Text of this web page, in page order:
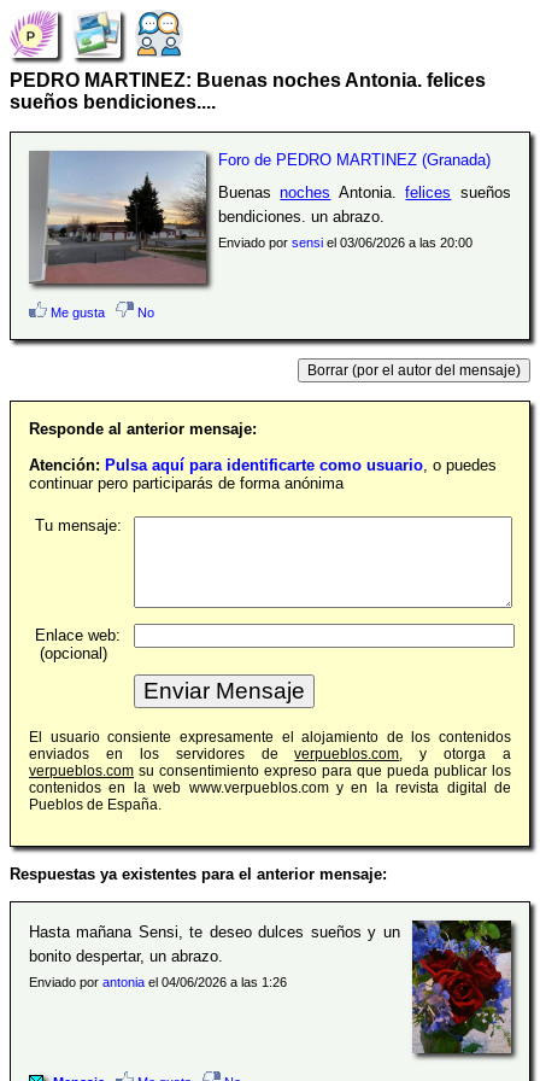
PEDRO MARTINEZ: Buenas noches Antonia. felices
sueños bendiciones....
Foro de PEDRO MARTINEZ (Granada)
Buenasnoches Antonia.felices sueños
bendiciones. un abrazo.
Enviado por sensiel 03/06/2026 a las 20:00
Me gusta No
Responde al anterior mensaje:
Atención: Pulsa aquí para identificarte como usuario, o puedes
continuar pero participarás de forma anónima
Tu mensaje:
Enlace web:
(opcional)
El usuario consiente expresamente el alojamiento de los contenidos
enviados en los servidores deverpueblos.com, y otorga a
verpueblos.com su consentimiento expreso para que pueda publicar los
contenidos en la web www.verpueblos.com y en la revista digital de
Pueblos de España.
Respuestas ya existentes para el anterior mensaje:
Hasta mañana Sensi, te deseo dulces sueños y un
bonito despertar, un abrazo.
Enviado por antonia el 04/06/2026 a las 1:26